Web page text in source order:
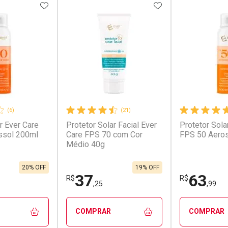
cada
Ativar Desconto
Por R$ 81,79/cada
Ativar
Por R$
Por R$
(6)
Ever Care
200ml
20% OFF
ADICIONAR AOS FAVORITOS
(21)
Protetor Solar Facial Ever
Care FPS 70 com Cor
Médio 40g
R$37,25
19% OFF
ADICIONAR AOS
COMPRAR
Protetor
FPS 50
R$63,99
COMPRAR